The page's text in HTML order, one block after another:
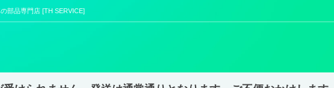
部品専門店 [TH SERVICE]